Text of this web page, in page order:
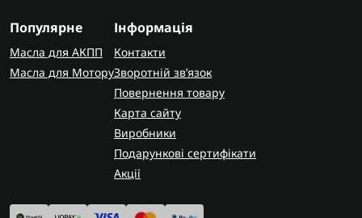
Популярне
Масла для АКПП
Масла для Мотору
Інформація
Контакти
Зворотній зв’язок
Повернення товару
Карта сайту
Виробники
Подарункові сертифікати
Акції